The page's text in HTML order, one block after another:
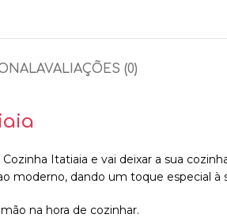
AVALIAÇÕES (0)
Itatiaia e vai deixar a sua
moderno, dando um toque especial à
na hora de cozinhar.